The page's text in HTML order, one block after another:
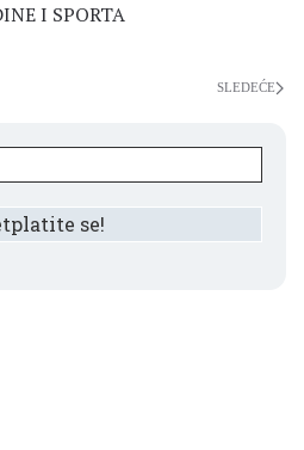
I SPORTA
SLEDEĆE